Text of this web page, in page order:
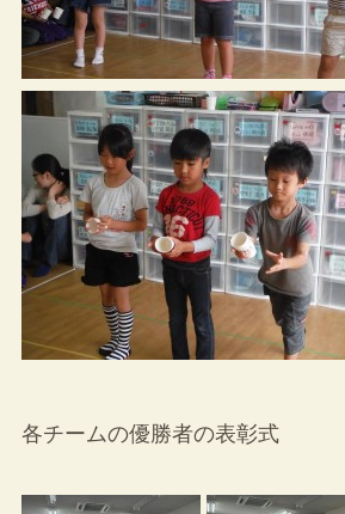
各チームの優勝者の表彰式